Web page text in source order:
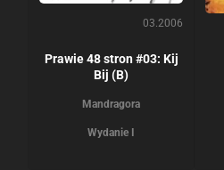
03.2006
Prawie 48 stron #03: Kij
Bij (B)
Mandragora
Wydanie I